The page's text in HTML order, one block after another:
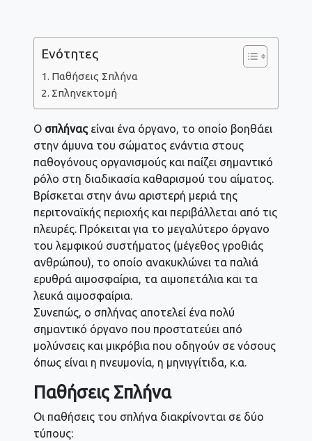
Ενότητες
Παθήσεις Σπλήνα
Σπληνεκτομή
Ο σπλήνας είναι ένα όργανο, το οποίο βοηθάει
στην άμυνα του σώματος ενάντια στους
παθογόνους οργανισμούς και παίζει σημαντικό
ρόλο στη διαδικασία καθαρισμού του αίματος.
Βρίσκεται στην άνω αριστερή μεριά της
περιτοναϊκής περιοχής και περιβάλλεται από τις
πλευρές. Πρόκειται για το μεγαλύτερο όργανο
του λεμφικού συστήματος (μέγεθος γροθιάς
ανθρώπου), το οποίο ανακυκλώνει τα παλιά
ερυθρά αιμοσφαίρια, τα αιμοπετάλια και τα
λευκά αιμοσφαίρια.
Συνεπώς, ο σπλήνας αποτελεί ένα πολύ
σημαντικό όργανο που προστατεύει από
μολύνσεις και μικρόβια που οδηγούν σε νόσους
όπως είναι η πνευμονία, η μηνιγγίτιδα, κ.α.
Παθήσεις Σπλήνα
Οι παθήσεις του σπλήνα διακρίνονται σε δύο
τύπους: